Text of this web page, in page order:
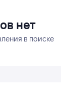
нет
в поиске